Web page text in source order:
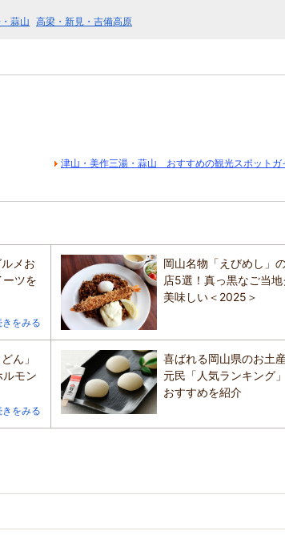
蒜山 高梁・新見・吉備高原
津山・美作三湯・蒜山 おすすめの観光スポットガ
メお
ツを
きをみる
岡山名物「えびめし」
店5選！真っ黒なご当
美味しい＜2025＞
ん」
モン
きをみる
喜ばれる岡山県のお土
元民「人気ランキング
おすすめを紹介